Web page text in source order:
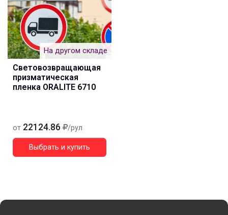
На другом складе
Световозвращающая
призматическая
пленка ORALITE 6710
от 22124.86 /рул
Выбрать и купить